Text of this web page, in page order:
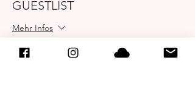
GUESTLIST
Mehr Infos
Preis